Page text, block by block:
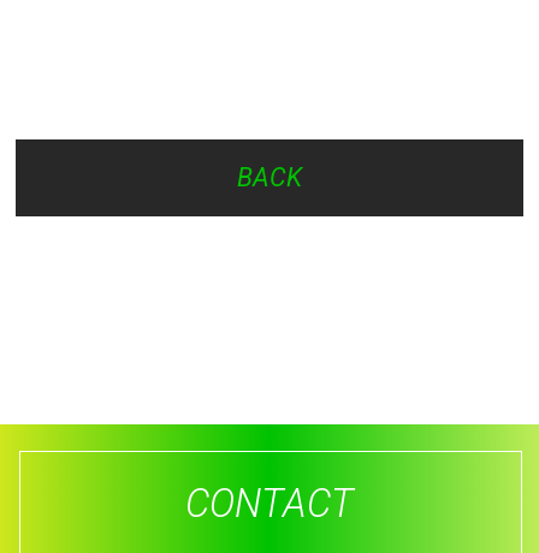
BACK
CONTACT